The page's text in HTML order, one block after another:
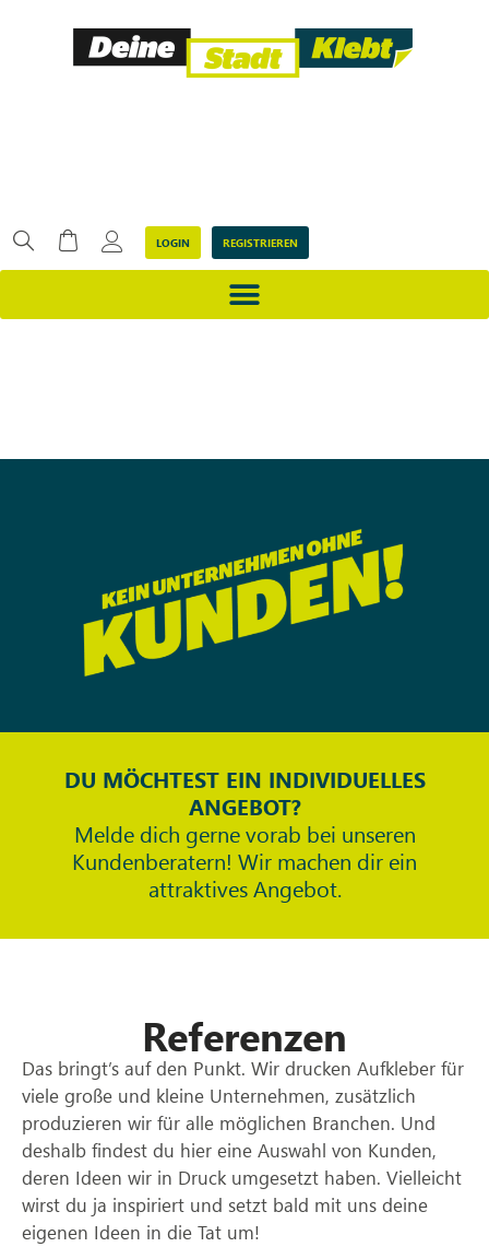
LOGIN REGISTRIEREN
DU MÖCHTEST EIN INDIVIDUELLES
ANGEBOT?
Melde dich gerne vorab bei unseren
Kundenberatern! Wir machen dir ein
attraktives Angebot.
Referenzen
Das bringt’s auf den Punkt. Wir drucken Aufkleber für
viele große und kleine Unternehmen, zusätzlich
produzieren wir für alle möglichen Branchen. Und
deshalb findest du hier eine Auswahl von Kunden,
deren Ideen wir in Druck umgesetzt haben. Vielleicht
wirst du ja inspiriert und setzt bald mit uns deine
eigenen Ideen in die Tat um!